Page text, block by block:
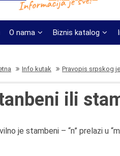
O nama Biznis katalog
Info kutak Pravopis srpskog
ili
je stambeni – “n” prelazi u